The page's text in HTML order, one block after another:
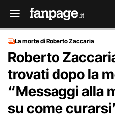
La morte di Roberto Zaccaria
Roberto
trovati dopo la
“Messaggi alla
su come